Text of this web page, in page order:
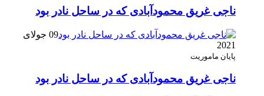
ناجی غریق محمودآبادی که در ساحل نادر بود
09 جولای
2021
پایان ماموریت
ناجی غریق محمودآبادی که در ساحل نادر بود